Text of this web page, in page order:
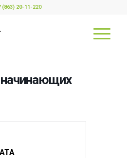
(863) 20-11-220
начинающих